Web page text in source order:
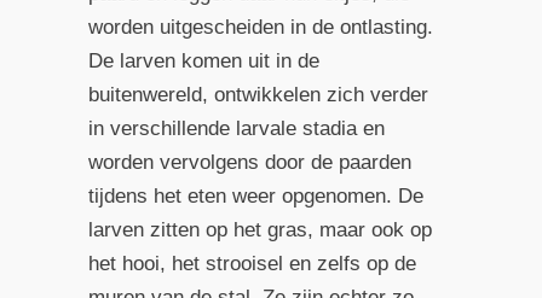
worden uitgescheiden in de ontlasting.
De larven komen uit in de
buitenwereld, ontwikkelen zich verder
in verschillende larvale stadia en
worden vervolgens door de paarden
tijdens het eten weer opgenomen. De
larven zitten op het gras, maar ook op
het hooi, het strooisel en zelfs op de